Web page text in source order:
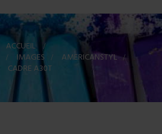
ACCUEIL >
> IMAGES > AMERICANSTYL >
CADRE A30T